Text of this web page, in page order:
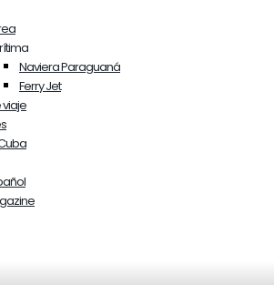
Naviera Paraguaná
Ferry Jet